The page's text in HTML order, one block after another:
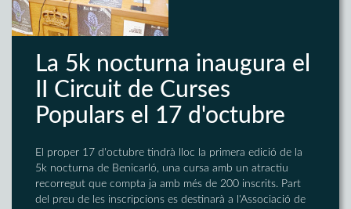
La 5k nocturna inaugura el
II Circuit de Curses
Populars el 17 d'octubre
El proper 17 d'octubre tindrà lloc la primera edició de la
5k nocturna de Benicarló, una cursa amb un atractiu
recorregut que compta ja amb més de 200 inscrits. Part
del preu de les inscripcions es destinarà a l'Associació de